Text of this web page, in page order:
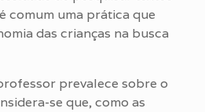
comum uma prática que
das crianças na busca
prevalece sobre o
se que, como as